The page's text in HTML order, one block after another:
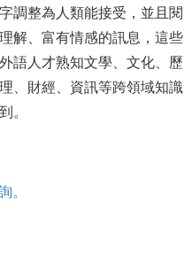
調整為人類能接受，並且閱
解、富有情感的訊息，這些
語人才熟知文學、文化、歷
、財經、資訊等跨領域知識
。
。